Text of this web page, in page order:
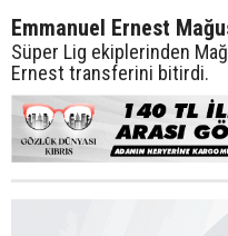
Emmanuel Ernest
Süper Lig ekiplerinden
Ernest transferini bitirdi.